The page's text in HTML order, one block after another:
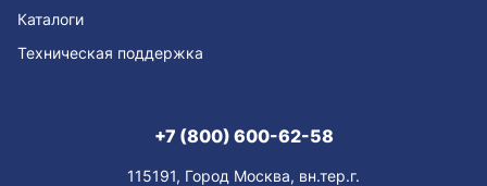
Каталоги
Техническая поддержка
+7 (800) 600-62-58
115191, Город Москва, вн.тер.г.